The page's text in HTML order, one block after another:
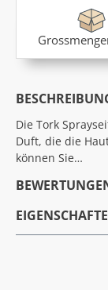
Die Tork
Duft, die die
können Sie…